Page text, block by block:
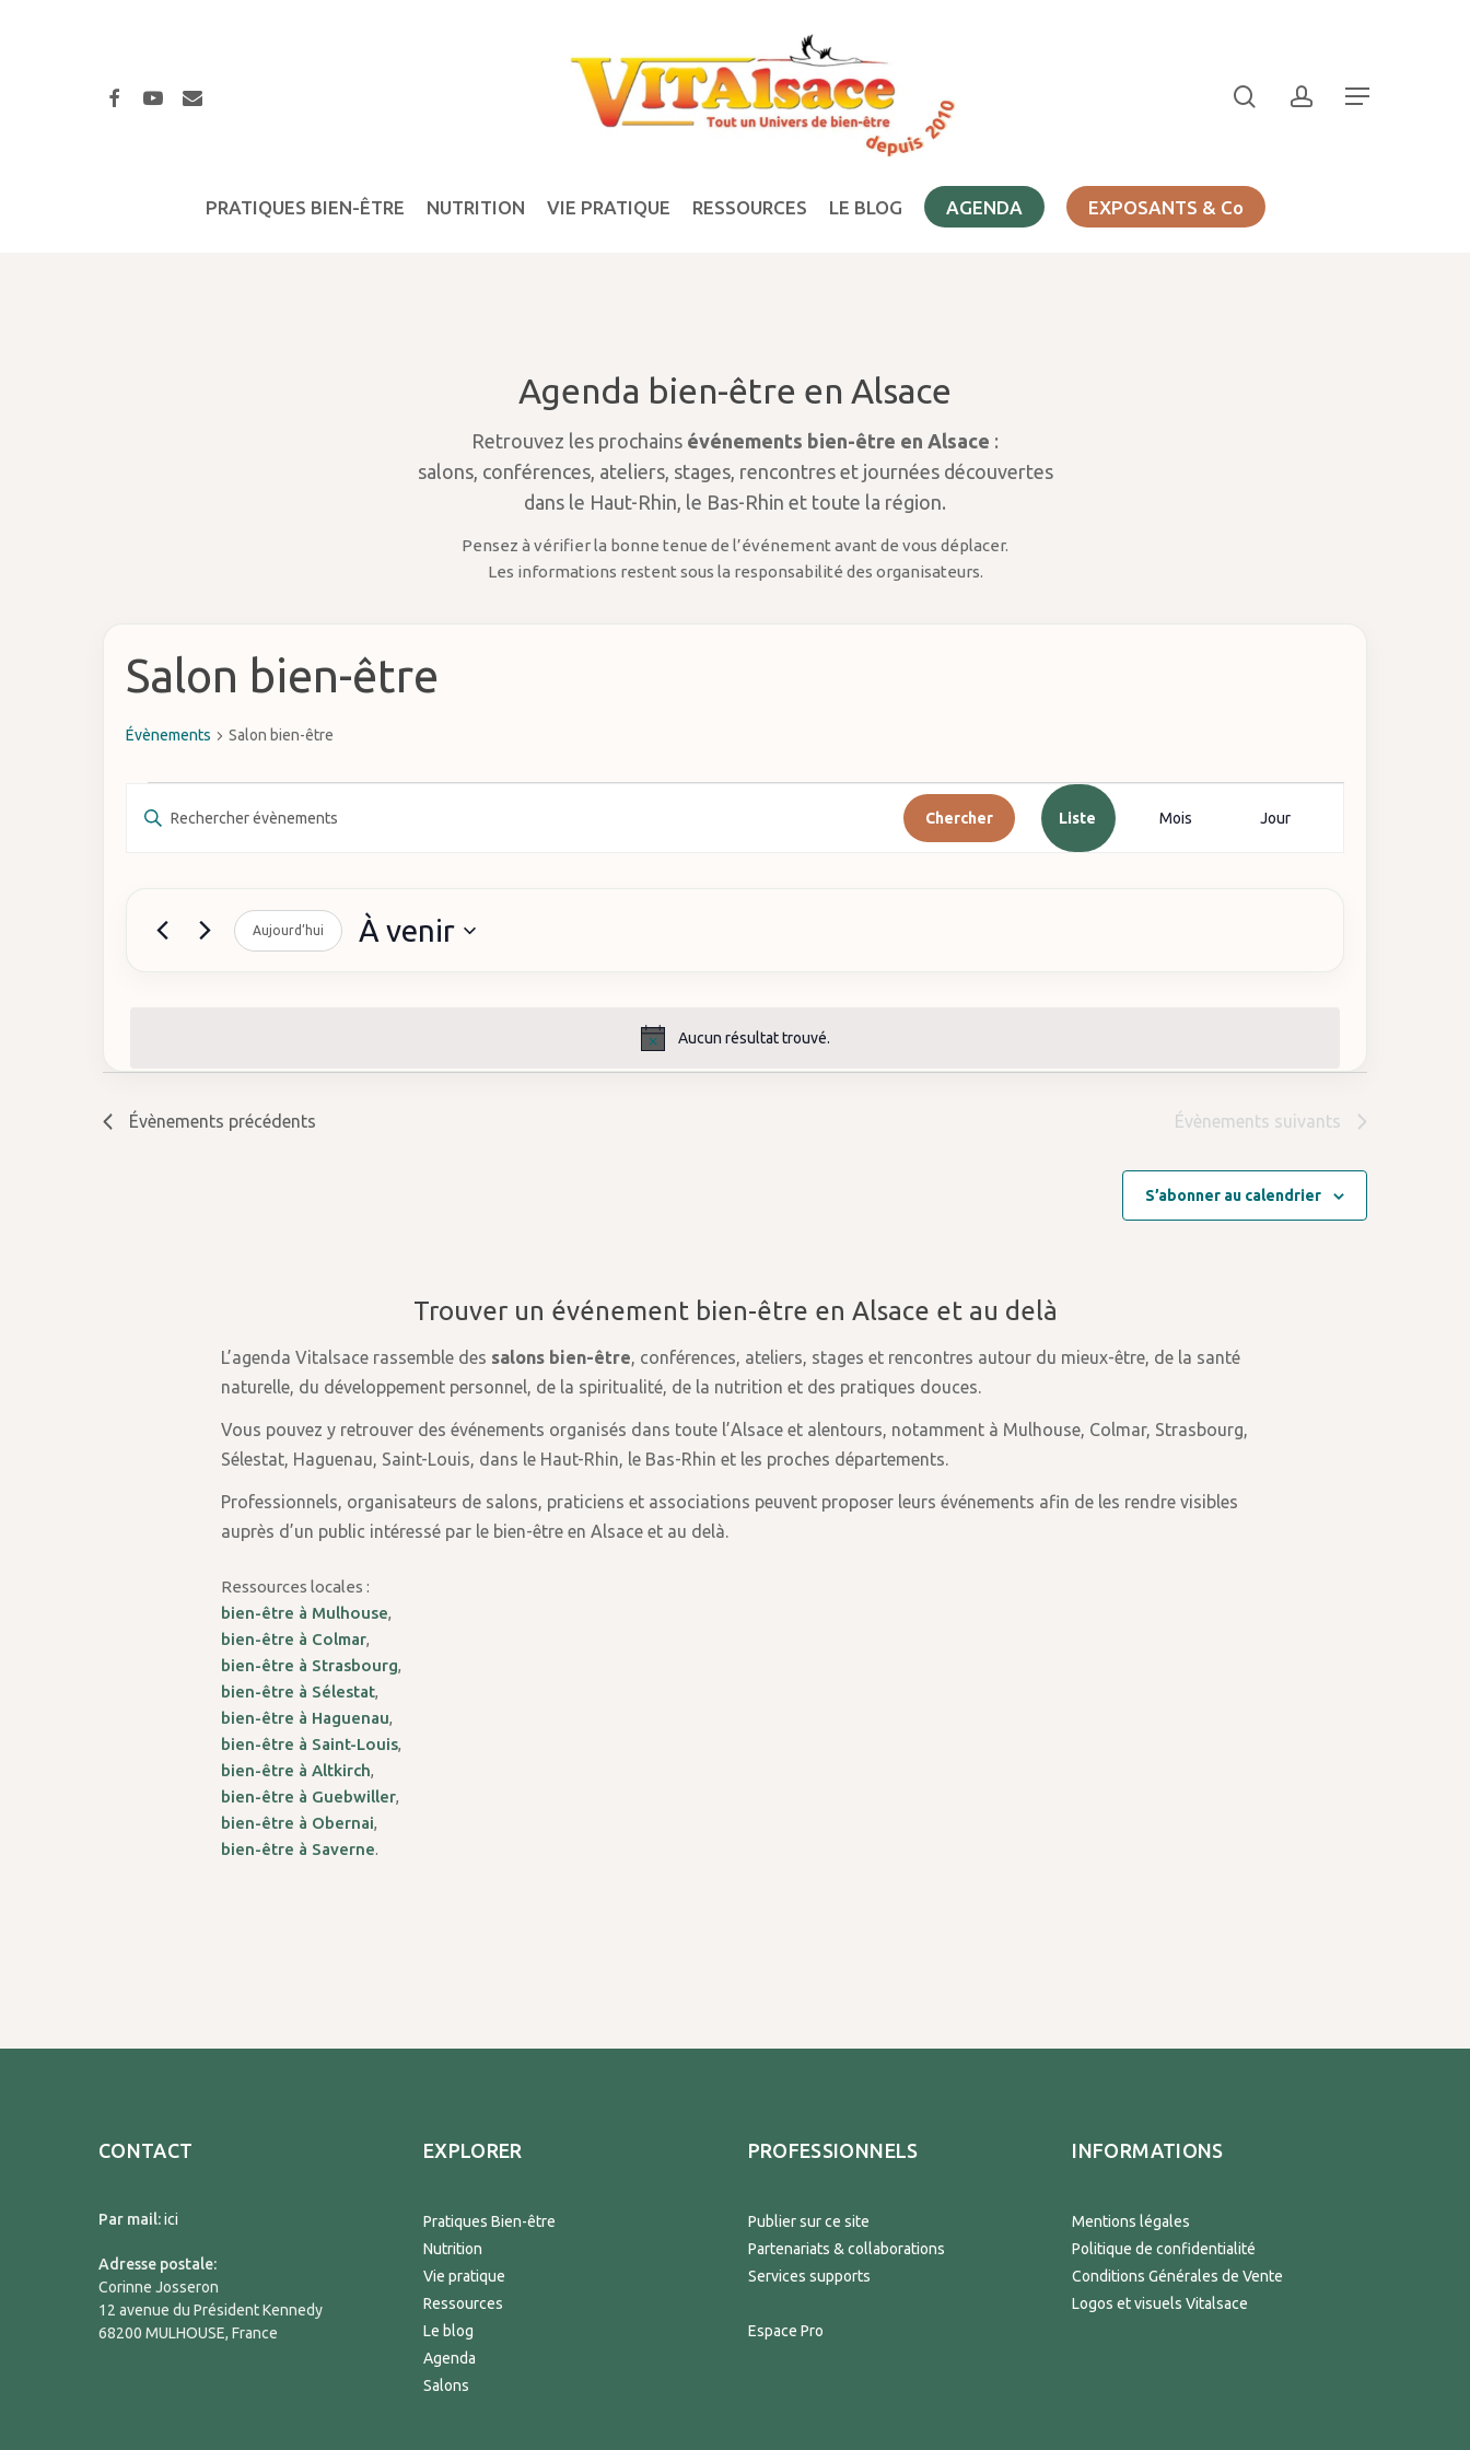
facebookyoutube
email Menu
PRATIQUES BIEN-ÊTRE NUTRITION VIE PRATIQUE RESSOURCES LE BLOG AGENDA EXPOSANTS & Co
Agenda bien-être en Alsace
Retrouvez les prochains événements bien-être en Alsace :
salons, conférences, ateliers, stages, rencontres et journées découvertes
dans le Haut-Rhin, le Bas-Rhin et toute la région.
Pensez à vérifier la bonne tenue de l’événement avant de vous déplacer.
Les informations restent sous la responsabilité des organisateurs.
Salon bien-être
Évènements Salon bien-être
Évènements
Notice
Aucun résultat trouvé.
Recherche
Saisir
Évènements
Chercher Liste Mois Jour
Aujourd’hui À venir
Évènements précédents Évènements suivants
S’abonner au calendrier
Trouver un événement bien-être en Alsace et au delà
L’agenda Vitalsace rassemble des salons bien-être, conférences, ateliers, stages et rencontres autour du mieux-être, de la santé
naturelle, du développement personnel, de la spiritualité, de la nutrition et des pratiques douces.
Vous pouvez y retrouver des événements organisés dans toute l’Alsace et alentours, notamment à Mulhouse, Colmar, Strasbourg,
Sélestat, Haguenau, Saint-Louis, dans le Haut-Rhin, le Bas-Rhin et les proches départements.
Professionnels, organisateurs de salons, praticiens et associations peuvent proposer leurs événements afin de les rendre visibles
auprès d’un public intéressé par le bien-être en Alsace et au delà.
Ressources locales :
bien-être à Mulhouse,
bien-être à Colmar,
bien-être à Strasbourg,
bien-être à Sélestat,
bien-être à Haguenau,
bien-être à Saint-Louis,
bien-être à Altkirch,
bien-être à Guebwiller,
bien-être à Obernai,
bien-être à Saverne.
CONTACT
Par mail:ici
Adresse postale:
Corinne Josseron
12 avenue du Président Kennedy
68200 MULHOUSE, France
EXPLORER
Pratiques Bien-être
Nutrition
Vie pratique
Ressources
Le blog
Agenda
Salons
PROFESSIONNELS
Publier sur ce site
Partenariats & collaborations
Services supports
Espace Pro
INFORMATIONS
Mentions légales
Politique de confidentialité
Conditions Générales de Vente
Logos et visuels Vitalsace